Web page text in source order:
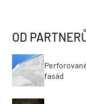
OD
fasád